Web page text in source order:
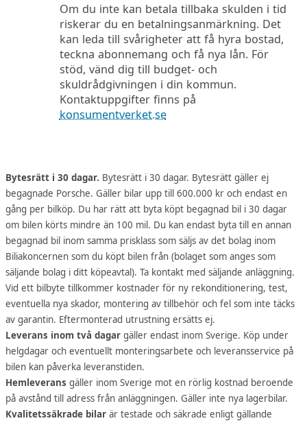
Om du inte kan betala tillbaka skulden i tid
riskerar du en betalningsanmärkning. Det
kan leda till svårigheter att få hyra bostad,
teckna abonnemang och få nya lån. För
stöd, vänd dig till budget- och
skuldrådgivningen i din kommun.
Kontaktuppgifter finns på
konsumentverket.se
Bytesrätt i 30 dagar. Bytesrätt i 30 dagar. Bytesrätt gäller ej
begagnade Porsche. Gäller bilar upp till 600.000 kr och endast en
gång per bilköp. Du har rätt att byta köpt begagnad bil i 30 dagar
om bilen körts mindre än 100 mil. Du kan endast byta till en annan
begagnad bil inom samma prisklass som säljs av det bolag inom
Biliakoncernen som du köpt bilen från (bolaget som anges som
säljande bolag i ditt köpeavtal). Ta kontakt med säljande anläggning.
Vid ett bilbyte tillkommer kostnader för ny rekonditionering, test,
eventuella nya skador, montering av tillbehör och fel som inte täcks
av garantin. Eftermonterad utrustning ersätts ej.
Leverans inom två dagar gäller endast inom Sverige. Köp under
helgdagar och eventuellt monteringsarbete och leveransservice på
bilen kan påverka leveranstiden.
Hemleverans gäller inom Sverige mot en rörlig kostnad beroende
på avstånd till adress från anläggningen. Gäller inte nya lagerbilar.
Kvalitetssäkrade bilar är testade och säkrade enligt gällande